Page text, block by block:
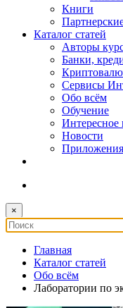
Книги
Каталог статей
Авторы
Банки,
Сервисы
Обо всём
Обучение
Интересное
Новости
Приложения
×
Главная
Каталог статей
Обо всём
Лаборатории по